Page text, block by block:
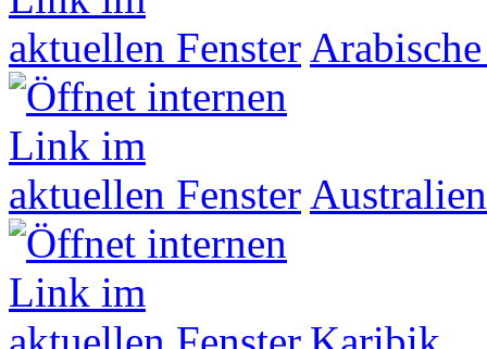
Australien